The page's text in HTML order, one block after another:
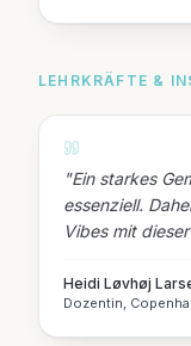
LEHRKRÄFTE &
"Ein starkes
essenziell.
Vibes mit
Heidi Løvhøj
Dozentin,